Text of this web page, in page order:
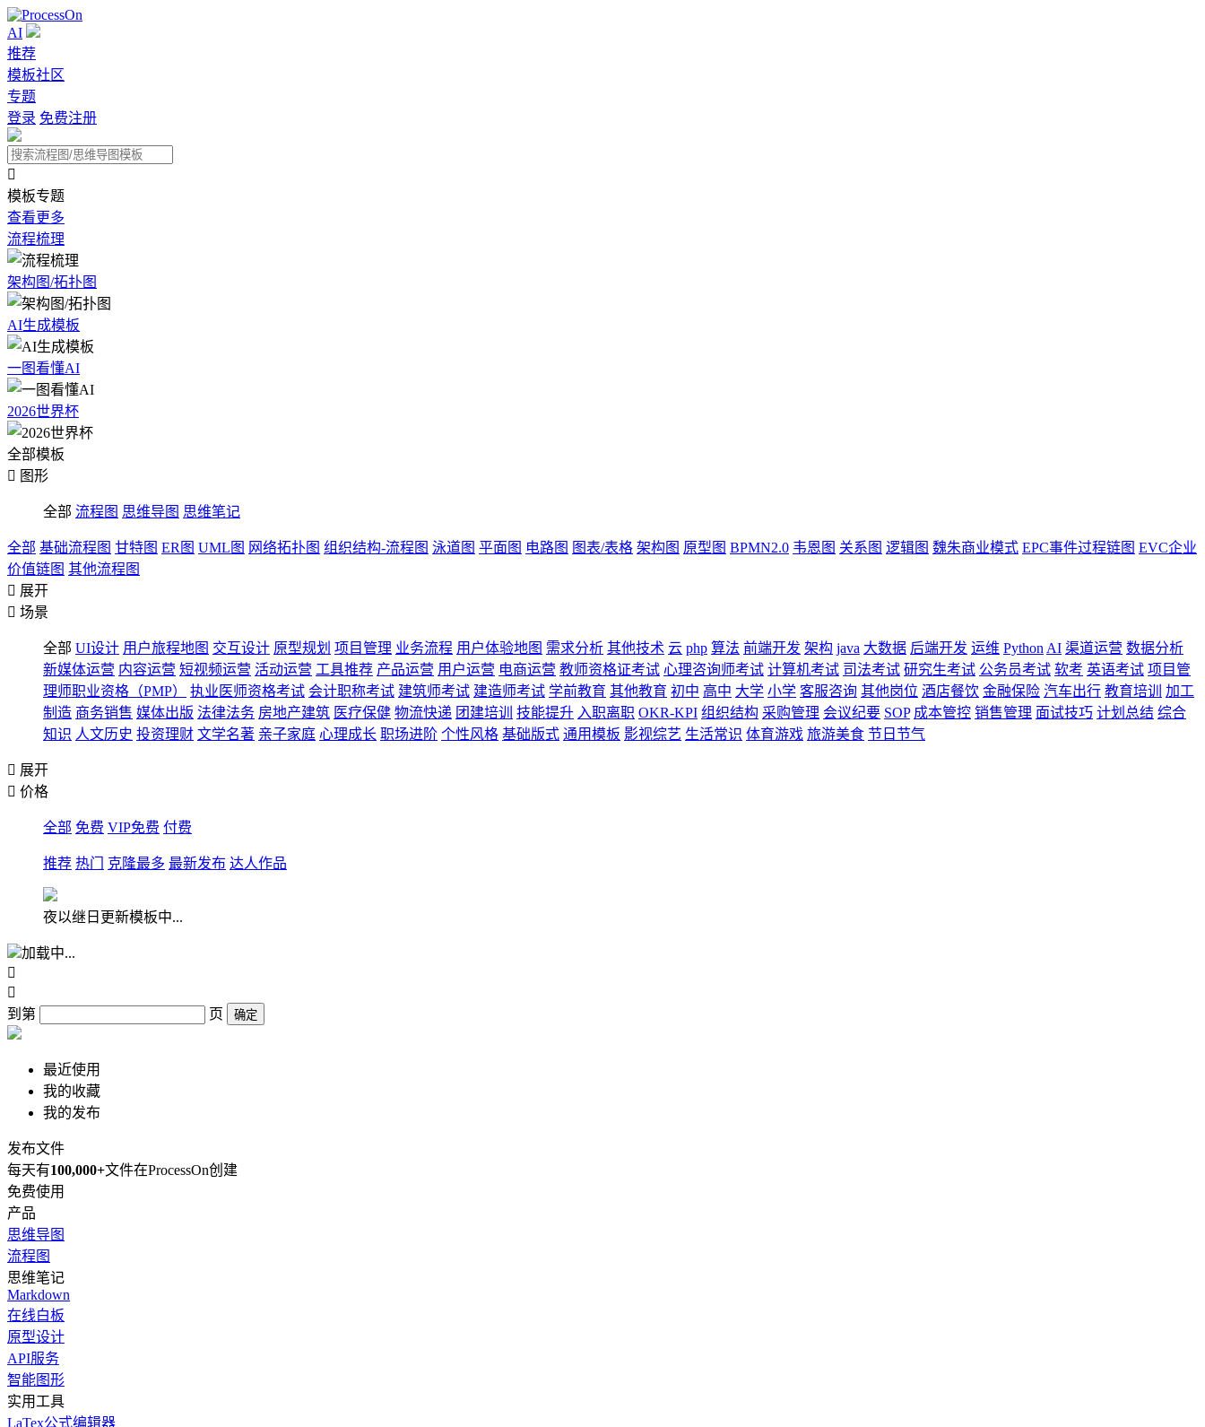
AI
推荐
模板社区
专题
登录 免费注册

模板专题
查看更多
流程梳理
架构图/拓扑图
AI生成模板
一图看懂AI
2026世界杯
全部模板
 图形
全部 流程图 思维导图 思维笔记
全部 基础流程图 甘特图 ER图 UML图 网络拓扑图 组织结构-流程图 泳道图 平面图 电路图 图表/表格 架构图 原型图 BPMN2.0 韦恩图 关系图 逻辑图 魏朱商业模式 EPC事件过程链图 EVC企业
价值链图 其他流程图
 展开
 场景
全部 UI设计 用户旅程地图 交互设计 原型规划 项目管理 业务流程 用户体验地图 需求分析 其他技术 云 php 算法 前端开发 架构 java 大数据 后端开发 运维 Python AI 渠道运营 数据分析
新媒体运营 内容运营 短视频运营 活动运营 工具推荐 产品运营 用户运营 电商运营 教师资格证考试 心理咨询师考试 计算机考试 司法考试 研究生考试 公务员考试 软考 英语考试 项目管
理师职业资格（PMP）
执业医师资格考试 会计职称考试 建筑师考试 建造师考试 学前教育 其他教育 初中 高中 大学 小学 客服咨询 其他岗位 酒店餐饮 金融保险 汽车出行 教育培训
加工
制造 商务销售 媒体出版 法律法务 房地产建筑 医疗保健 物流快递 团建培训 技能提升 入职离职 OKR-KPI 组织结构 采购管理 会议纪要 SOP 成本管控 销售管理 面试技巧 计划总结 综合
知识 人文历史 投资理财 文学名著 亲子家庭 心理成长 职场进阶 个性风格 基础版式 通用模板 影视综艺 生活常识 体育游戏 旅游美食 节日节气
 展开
 价格
全部 免费 VIP免费 付费
推荐 热门 克隆最多 最新发布 达人作品
夜以继日更新模板中...
加载中...


到第
页 确定
最近使用
我的收藏
我的发布
发布文件
每天有100,000+文件在ProcessOn创建
免费使用
产品
思维导图
流程图
思维笔记
Markdown
在线白板
原型设计
API服务
智能图形
实用工具
LaTex公式编辑器